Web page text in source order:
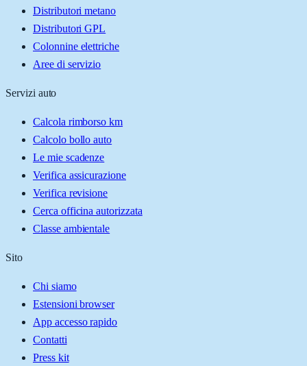
Distributori metano
Distributori GPL
Colonnine elettriche
Aree di servizio
Servizi auto
Calcola rimborso km
Calcolo bollo auto
Le mie scadenze
Verifica assicurazione
Verifica revisione
Cerca officina autorizzata
Classe ambientale
Sito
Chi siamo
Estensioni browser
App accesso rapido
Contatti
Press kit